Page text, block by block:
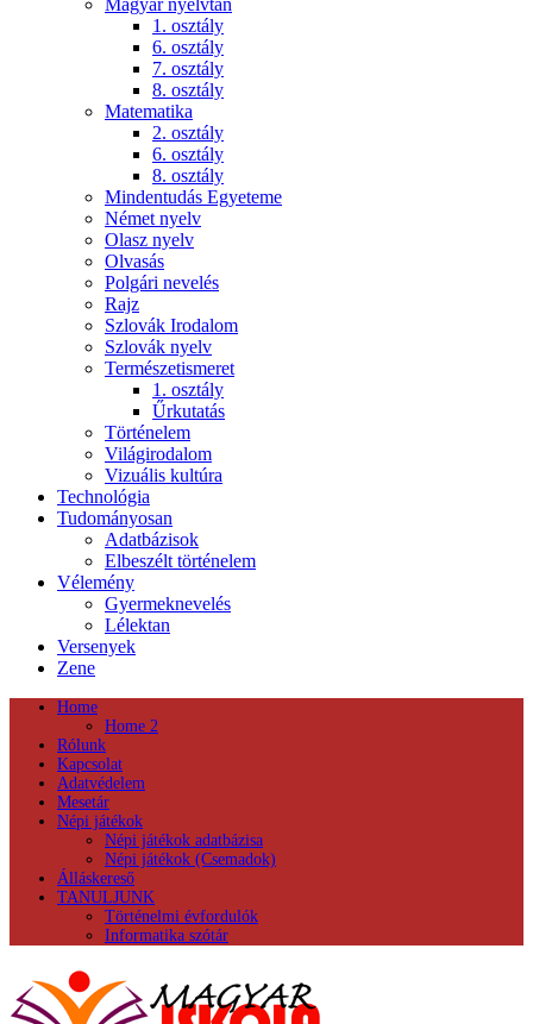
Magyar nyelvtan
1. osztály
6. osztály
7. osztály
8. osztály
Matematika
2. osztály
6. osztály
8. osztály
Mindentudás Egyeteme
Német nyelv
Olasz nyelv
Olvasás
Polgári nevelés
Rajz
Szlovák Irodalom
Szlovák nyelv
Természetismeret
1. osztály
Űrkutatás
Történelem
Világirodalom
Vizuális kultúra
Technológia
Tudományosan
Adatbázisok
Elbeszélt történelem
Vélemény
Gyermeknevelés
Lélektan
Versenyek
Zene
Home
Home 2
Rólunk
Kapcsolat
Adatvédelem
Mesetár
Népi játékok
Népi játékok adatbázisa
Népi játékok (Csemadok)
Álláskereső
TANULJUNK
Történelmi évfordulók
Informatika szótár